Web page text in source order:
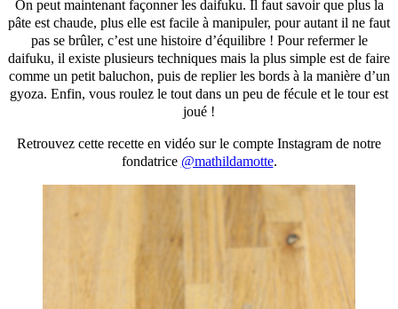
On peut maintenant façonner les daifuku. Il faut savoir que plus la
pâte est chaude, plus elle est facile à manipuler, pour autant il ne faut
pas se brûler, c’est une histoire d’équilibre ! Pour refermer le
daifuku, il existe plusieurs techniques mais la plus simple est de faire
comme un petit baluchon, puis de replier les bords à la manière d’un
gyoza. Enfin, vous roulez le tout dans un peu de fécule et le tour est
joué !
Retrouvez cette recette en vidéo sur le compte Instagram de notre
fondatrice @mathildamotte.